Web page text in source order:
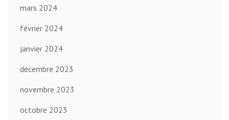
mars 2024
février 2024
janvier 2024
décembre 2023
novembre 2023
octobre 2023